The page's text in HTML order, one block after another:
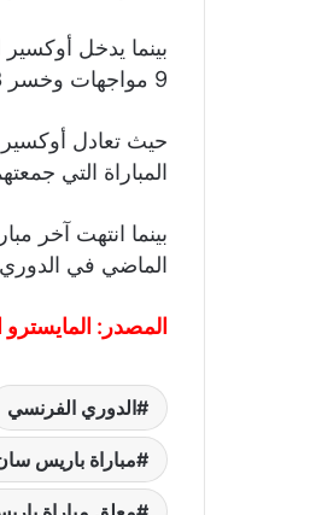
9 مواجهات وخسر 13 مواجهة.
حيث تعادل
المباراة التي جمعتهما يوم 10
الماضي في
المصدر:
الدوري الفرنسي
مباراة باريس